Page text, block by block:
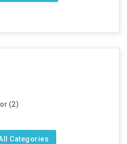
(2)
Categories